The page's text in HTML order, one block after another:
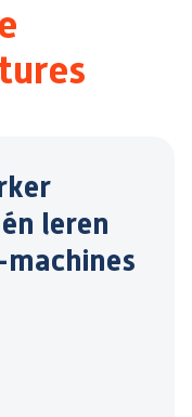
leren
machines